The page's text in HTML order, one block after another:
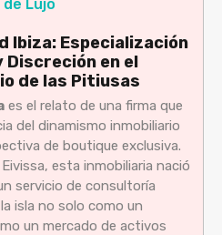
de Lujo
Ibiza: Especialización
Discreción en el
de las Pitiusas
es el relato de una firma que
del dinamismo inmobiliario
de boutique exclusiva.
esta inmobiliaria nació
servicio de consultoría
isla no solo como un
un mercado de activos